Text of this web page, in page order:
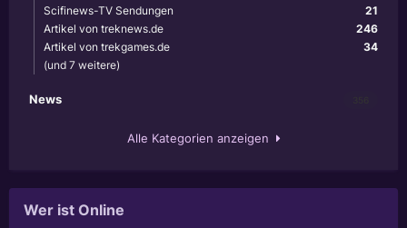
21
Scifinews-TV Sendungen
246
Artikel von treknews.de
34
Artikel von trekgames.de
(und 7 weitere)
News
Alle Kategorien anzeigen
Wer ist Online